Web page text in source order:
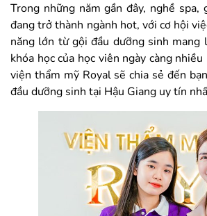
Trong những năm gần đây, nghề spa,
đang trở thành ngành hot, với cơ hội
năng lớn từ gội đầu dưỡng sinh mang
khóa học của học viên ngày càng
viện thẩm mỹ Royal sẽ chia sẻ đến
đầu dưỡng sinh tại Hậu Giang uy tín